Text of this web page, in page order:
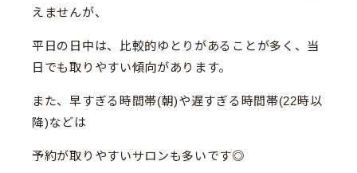
えませんが、
平日の日中は、比較的ゆとりがあることが多く、当
日でも取りやすい傾向があります。
また、早すぎる時間帯(朝)や遅すぎる時間帯(22時以
降)などは
予約が取りやすいサロンも多いです◎